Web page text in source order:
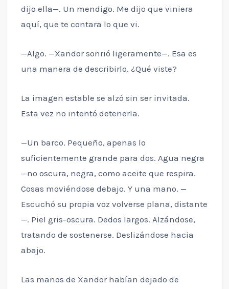
dijo ella—. Un mendigo. Me dijo que viniera
aquí, que te contara lo que vi.
—Algo. —Xandor sonrió ligeramente—. Esa es
una manera de describirlo. ¿Qué viste?
La imagen estable se alzó sin ser invitada.
Esta vez no intentó detenerla.
—Un barco. Pequeño, apenas lo
suficientemente grande para dos. Agua negra
—no oscura, negra, como aceite que respira.
Cosas moviéndose debajo. Y una mano. —
Escuchó su propia voz volverse plana, distante
—. Piel gris-oscura. Dedos largos. Alzándose,
tratando de sostenerse. Deslizándose hacia
abajo.
Las manos de Xandor habían dejado de